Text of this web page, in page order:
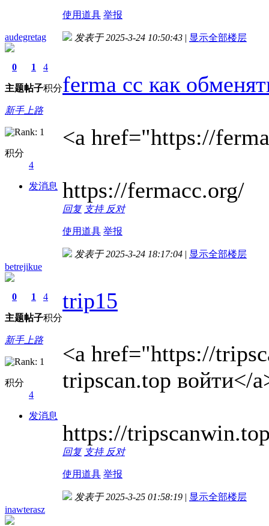
使用道具 举报
audegretag
0
主题
1
帖子
4
积分
新手上路
积分
4
发消息
发表于 2025-3-24 10:50:43 | 显示全部楼层
ferma cc как
<a href="https://
https://fermacc.org/
回复 支持 反对
使用道具 举报
betrejikue
0
主题
1
帖子
4
积分
新手上路
积分
4
发消息
发表于 2025-3-24 18:17:04 | 显示全部楼层
trip15
<a href="https://
tripscan.top войти</
https://
回复 支持 反对
使用道具 举报
inawterasz
发表于 2025-3-25 01:58:19 | 显示全部楼层